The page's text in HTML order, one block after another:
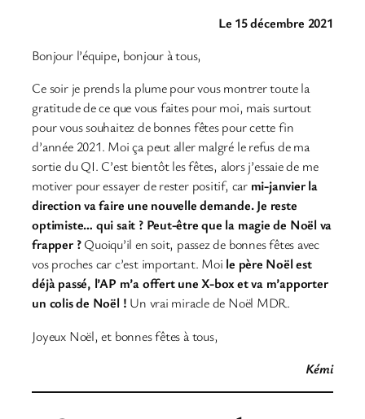
Le 15 décembre 2021
Bonjour l’équipe, bonjour à tous,
Ce soir je prends la plume pour vous montrer toute la
gratitude de ce que vous faites pour moi, mais surtout
pour vous souhaitez de bonnes fêtes pour cette fin
d’année 2021. Moi ça peut aller malgré le refus de ma
sortie du QI. C’est bientôt les fêtes, alors j’essaie de me
motiver pour essayer de rester positif, car mi-janvier la
direction va faire une nouvelle demande. Je reste
optimiste… qui sait ? Peut-être que la magie de Noël va
frapper ?Quoiqu’il en soit, passez de bonnes fêtes avec
vos proches car c’est important. Moi le père Noël est
déjà passé, l’AP m’a offert une X-box et va m’apporter
un colis de Noël ! Un vrai miracle de Noël MDR.
Joyeux Noël, et bonnes fêtes à tous,
Kémi